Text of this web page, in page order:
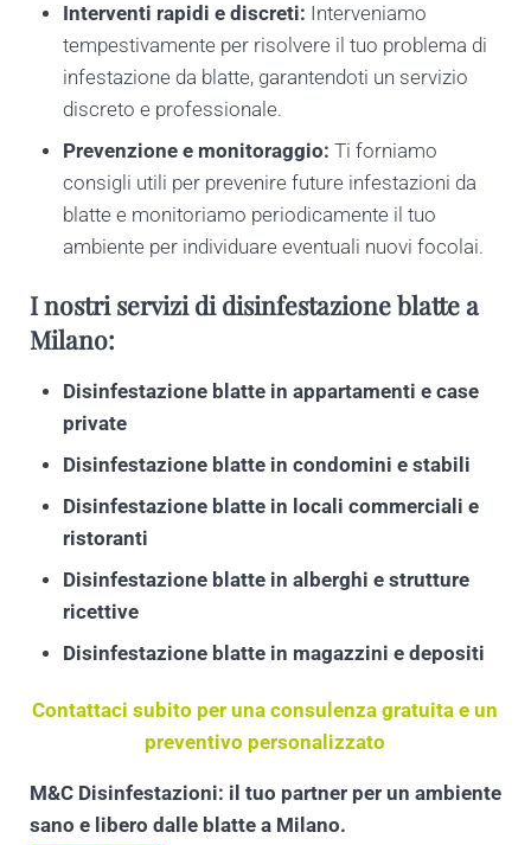
Interventi rapidi e discreti: Interveniamo
tempestivamente per risolvere il tuo problema di
infestazione da blatte, garantendoti un servizio
discreto e professionale.
Prevenzione e monitoraggio: Ti forniamo
consigli utili per prevenire future infestazioni da
blatte e monitoriamo periodicamente il tuo
ambiente per individuare eventuali nuovi focolai.
I nostri servizi di disinfestazione blatte a
Milano:
Disinfestazione blatte in appartamenti e case
private
Disinfestazione blatte in condomini e stabili
Disinfestazione blatte in locali commerciali e
ristoranti
Disinfestazione blatte in alberghi e strutture
ricettive
Disinfestazione blatte in magazzini e depositi
Contattaci subito per una consulenza gratuita e un
preventivo personalizzato
M&C Disinfestazioni: il tuo partner per un ambiente
sano e libero dalle blatte a Milano.